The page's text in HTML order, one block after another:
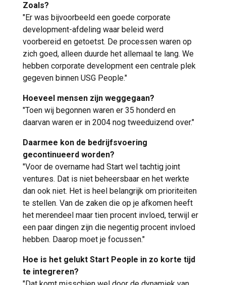
Zoals?
"Er was bijvoorbeeld een goede corporate
development-afdeling waar beleid werd
voorbereid en getoetst. De processen waren op
zich goed, alleen duurde het allemaal te lang. We
hebben corporate development een centrale plek
gegeven binnen USG People."
Hoeveel mensen zijn weggegaan?
"Toen wij begonnen waren er 35 honderd en
daarvan waren er in 2004 nog tweeduizend over."
Daarmee kon de bedrijfsvoering
gecontinueerd worden?
"Voor de overname had Start wel tachtig joint
ventures. Dat is niet beheersbaar en het werkte
dan ook niet. Het is heel belangrijk om prioriteiten
te stellen. Van de zaken die op je afkomen heeft
het merendeel maar tien procent invloed, terwijl er
een paar dingen zijn die negentig procent invloed
hebben. Daarop moet je focussen."
Hoe is het gelukt Start People in zo korte tijd
te integreren?